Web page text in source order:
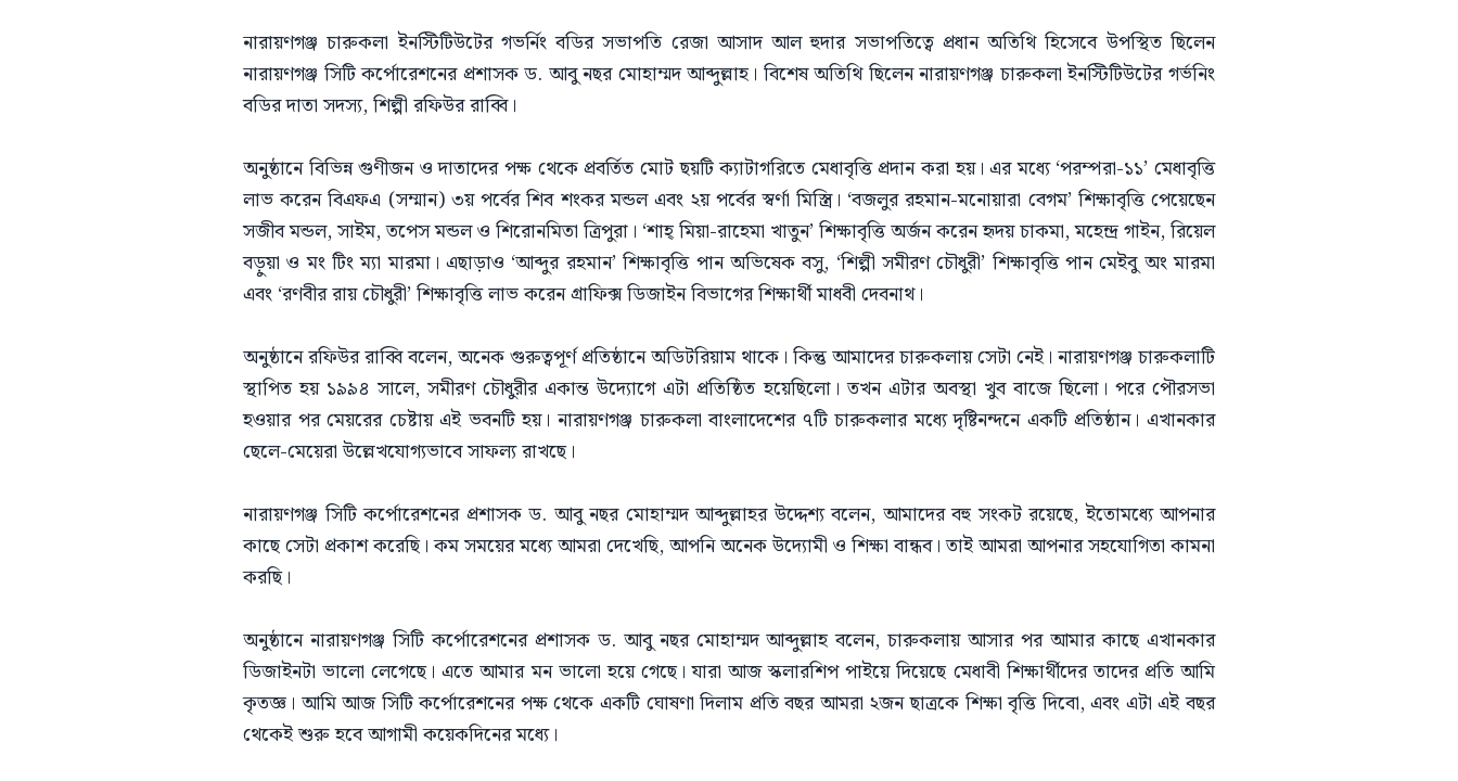
নারায়ণগঞ্জ চারুকলা ইনস্টিটিউটের গভর্নিং বডির সভাপতি রেজা আসাদ আল হুদার সভাপতিত্বে প্রধান অতিথি হিসেবে উপস্থিত ছিলেন
নারায়ণগঞ্জ সিটি কর্পোরেশনের প্রশাসক ড. আবু নছর মোহাম্মদ আব্দুল্লাহ। বিশেষ অতিথি ছিলেন নারায়ণগঞ্জ চারুকলা ইনস্টিটিউটের গর্ভনিং
বডির দাতা সদস্য, শিল্পী রফিউর রাব্বি।
অনুষ্ঠানে বিভিন্ন গুণীজন ও দাতাদের পক্ষ থেকে প্রবর্তিত মোট ছয়টি ক্যাটাগরিতে মেধাবৃত্তি প্রদান করা হয়। এর মধ্যে ‘পরম্পরা-১১’ মেধাবৃত্তি
লাভ করেন বিএফএ (সম্মান) ৩য় পর্বের শিব শংকর মন্ডল এবং ২য় পর্বের স্বর্ণা মিস্ত্রি। ‘বজলুর রহমান-মনোয়ারা বেগম’ শিক্ষাবৃত্তি পেয়েছেন
সজীব মন্ডল, সাইম, তপেস মন্ডল ও শিরোনমিতা ত্রিপুরা। ‘শাহ্ মিয়া-রাহেমা খাতুন’ শিক্ষাবৃত্তি অর্জন করেন হৃদয় চাকমা, মহেন্দ্র গাইন, রিয়েল
বড়ুয়া ও মং টিং ম্যা মারমা। এছাড়াও ‘আব্দুর রহমান’ শিক্ষাবৃত্তি পান অভিষেক বসু, ‘শিল্পী সমীরণ চৌধুরী’ শিক্ষাবৃত্তি পান মেইবু অং মারমা
এবং ‘রণবীর রায় চৌধুরী’ শিক্ষাবৃত্তি লাভ করেন গ্রাফিক্স ডিজাইন বিভাগের শিক্ষার্থী মাধবী দেবনাথ।
অনুষ্ঠানে রফিউর রাব্বি বলেন, অনেক গুরুত্বপূর্ণ প্রতিষ্ঠানে অডিটরিয়াম থাকে। কিন্তু আমাদের চারুকলায় সেটা নেই। নারায়ণগঞ্জ চারুকলাটি
স্থাপিত হয় ১৯৯৪ সালে, সমীরণ চৌধুরীর একান্ত উদ্যোগে এটা প্রতিষ্ঠিত হয়েছিলো। তখন এটার অবস্থা খুব বাজে ছিলো। পরে পৌরসভা
হওয়ার পর মেয়রের চেষ্টায় এই ভবনটি হয়। নারায়ণগঞ্জ চারুকলা বাংলাদেশের ৭টি চারুকলার মধ্যে দৃষ্টিনন্দনে একটি প্রতিষ্ঠান। এখানকার
ছেলে-মেয়েরা উল্লেখযোগ্যভাবে সাফল্য রাখছে।
নারায়ণগঞ্জ সিটি কর্পোরেশনের প্রশাসক ড. আবু নছর মোহাম্মদ আব্দুল্লাহর উদ্দেশ্য বলেন, আমাদের বহু সংকট রয়েছে, ইতোমধ্যে আপনার
কাছে সেটা প্রকাশ করেছি। কম সময়ের মধ্যে আমরা দেখেছি, আপনি অনেক উদ্যোমী ও শিক্ষা বান্ধব। তাই আমরা আপনার সহযোগিতা কামনা
করছি।
অনুষ্ঠানে নারায়ণগঞ্জ সিটি কর্পোরেশনের প্রশাসক ড. আবু নছর মোহাম্মদ আব্দুল্লাহ বলেন, চারুকলায় আসার পর আমার কাছে এখানকার
ডিজাইনটা ভালো লেগেছে। এতে আমার মন ভালো হয়ে গেছে। যারা আজ স্কলারশিপ পাইয়ে দিয়েছে মেধাবী শিক্ষার্থীদের তাদের প্রতি আমি
কৃতজ্ঞ। আমি আজ সিটি কর্পোরেশনের পক্ষ থেকে একটি ঘোষণা দিলাম প্রতি বছর আমরা ২জন ছাত্রকে শিক্ষা বৃত্তি দিবো, এবং এটা এই বছর
থেকেই শুরু হবে আগামী কয়েকদিনের মধ্যে।